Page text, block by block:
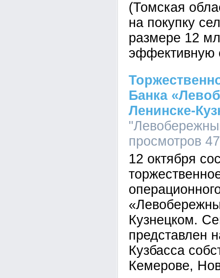
(Томская
на покупку
размере 12
эффективную
Банка
Ленинске-
просмотров
12 октября
Кузнецком.
представлен
Кузбасса
Кемерове,